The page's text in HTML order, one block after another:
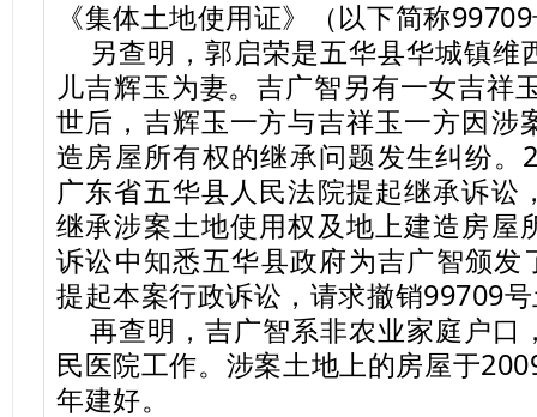
《集体土地使用证》（以下简称
另查明，郭启荣是五华县华城镇维
儿吉辉玉为妻。吉广智另有一女吉祥
世后，吉辉玉一方与吉祥玉一方因涉
造房屋所有权的继承问题发生纠纷
广东省五华县人民法院提起继承诉讼
继承涉案土地使用权及地上建造房屋
诉讼中知悉五华县政府为吉广智颁
提起本案行政诉讼，请求撤销99709
再查明，吉广智系非农业家庭户口
民医院工作。涉案土地上的房屋于
年建好。